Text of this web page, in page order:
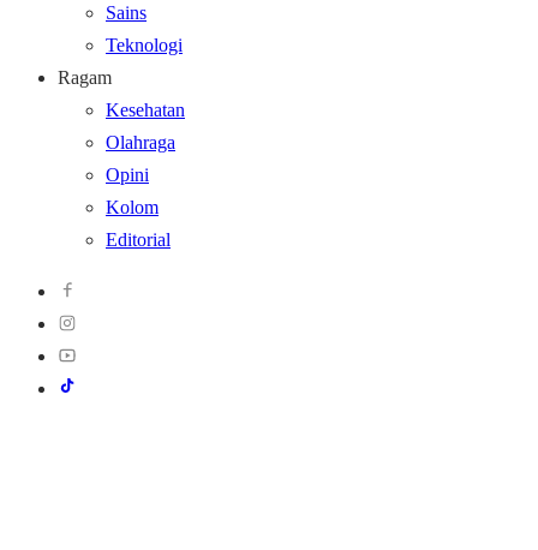
Sains
Teknologi
Ragam
Kesehatan
Olahraga
Opini
Kolom
Editorial